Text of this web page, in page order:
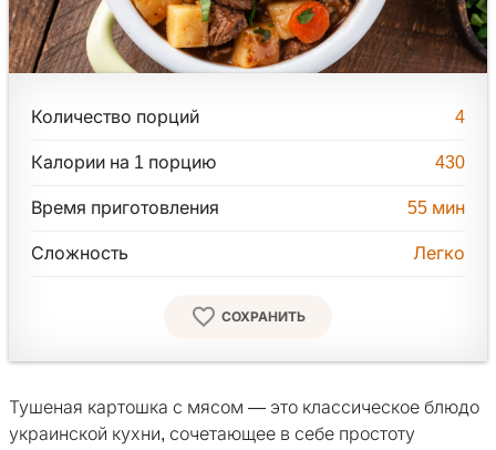
Количество порций 4
Калории на 1 порцию 430
Время приготовления 55 мин
Сложность Легко
СОХРАНИТЬ
Тушеная картошка с мясом — это классическое блюдо
украинской кухни, сочетающее в себе простоту